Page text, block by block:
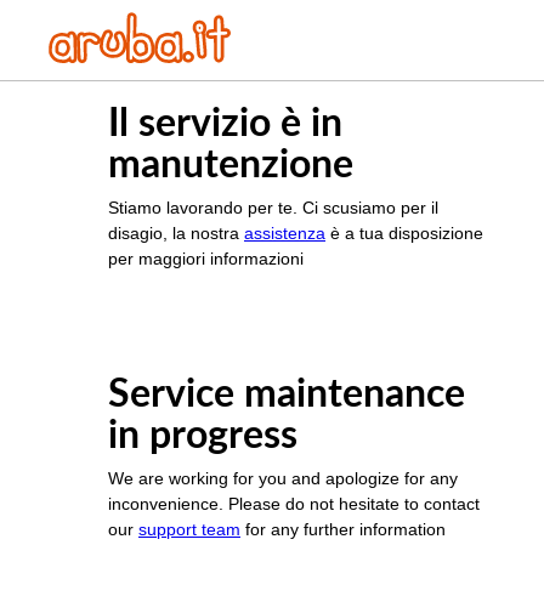
Il servizio è in
manutenzione
Stiamo lavorando per te. Ci scusiamo per il
disagio, la nostra assistenza è a tua disposizione
per maggiori informazioni
Service maintenance
in progress
We are working for you and apologize for any
inconvenience. Please do not hesitate to contact
our support team for any further information